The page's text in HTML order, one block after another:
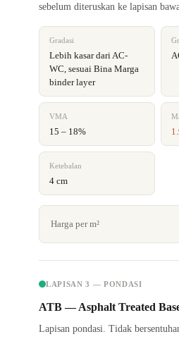
sebelum diteruskan ke lapisan
Gradasi
Lebih kasar dari AC-
WC, sesuai Bina Marga
binder layer
VMA
15 – 18%
Ketebalan
4 cm
Harga per m²
LAPISAN 3 — PONDASI
ATB — Asphalt Treated
Lapisan pondasi. Tidak